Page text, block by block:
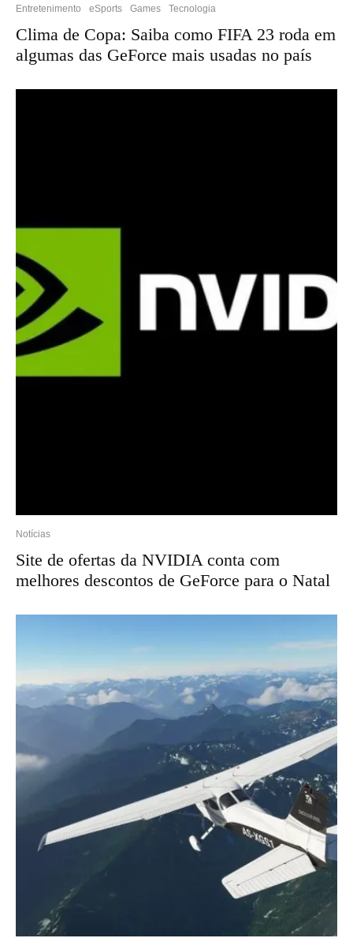
Entretenimento eSports Games Tecnologia
Clima de Copa: Saiba como FIFA 23 roda em
algumas das GeForce mais usadas no país
Notícias
Site de ofertas da NVIDIA conta com
melhores descontos de GeForce para o Natal